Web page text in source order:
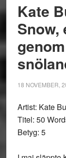
Kate
Snow,
18 NOVEMBER,
Artist: Kate
Titel: 50
Betyg: 5